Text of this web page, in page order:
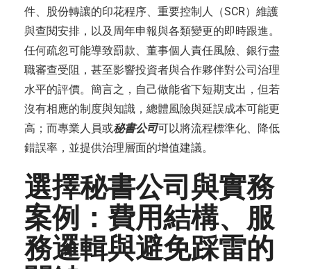
件、股份轉讓的印花程序、重要控制人（SCR）維護
與查閱安排，以及周年申報與各類變更的即時跟進。
任何疏忽可能導致罰款、董事個人責任風險、銀行盡
職審查受阻，甚至影響投資者與合作夥伴對公司治理
水平的評價。簡言之，自己做能省下短期支出，但若
沒有相應的制度與知識，總體風險與延誤成本可能更
高；而專業人員或秘書公司可以將流程標準化、降低
錯誤率，並提供治理層面的增值建議。
選擇秘書公司與實務
案例：費用結構、服
務邏輯與避免踩雷的